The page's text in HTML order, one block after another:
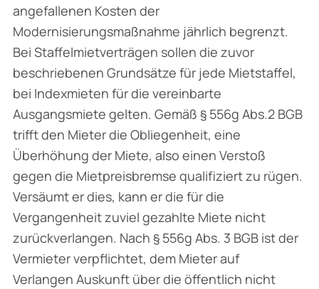
angefallenen Kosten der
Modernisierungsmaßnahme jährlich begrenzt.
Bei Staffelmietverträgen sollen die zuvor
beschriebenen Grundsätze für jede Mietstaffel,
bei Indexmieten für die vereinbarte
Ausgangsmiete gelten. Gemäß § 556g Abs.2 BGB
trifft den Mieter die Obliegenheit, eine
Überhöhung der Miete, also einen Verstoß
gegen die Mietpreisbremse qualifiziert zu rügen.
Versäumt er dies, kann er die für die
Vergangenheit zuviel gezahlte Miete nicht
zurückverlangen. Nach § 556g Abs. 3 BGB ist der
Vermieter verpflichtet, dem Mieter auf
Verlangen Auskunft über die öffentlich nicht